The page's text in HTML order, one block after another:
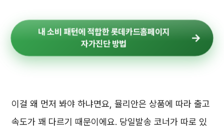
내 소비 패턴에 적합한 롯데카드홈페이지
자가진단 방법
이걸 왜 먼저 봐야 하냐면요, 뮬리안은 상품에 따라 출고
속도가 꽤 다르기 때문이에요. 당일발송 코너가 따로 있